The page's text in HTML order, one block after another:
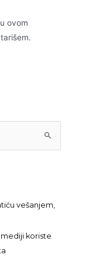
ovom
vešanjem,
koriste